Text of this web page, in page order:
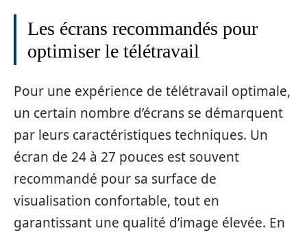
Les écrans recommandés pour
optimiser le télétravail
Pour une expérience de télétravail optimale,
un certain nombre d’écrans se démarquent
par leurs caractéristiques techniques. Un
écran de 24 à 27 pouces est souvent
recommandé pour sa surface de
visualisation confortable, tout en
garantissant une qualité d’image élevée. En